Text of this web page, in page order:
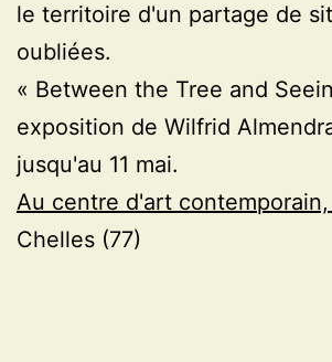
le territoire d'un partage de
oubliées.
« Between the Tree and
exposition de Wilfrid
jusqu'au 11 mai.
Au centre d'art
Chelles (77)